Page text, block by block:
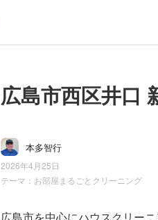
広島市西区井口
本多智行
2026年4月25日
テーマ： お部屋まるごとクリーニング